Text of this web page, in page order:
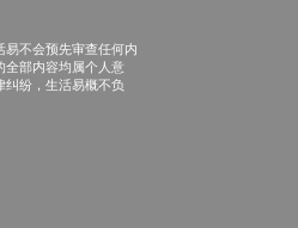
不会预先审查任何内
全部内容均属个人意
纠纷，生活易概不负